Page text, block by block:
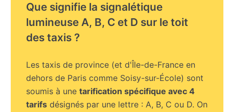
Que signifie la signalétique
lumineuse A, B, C et D sur le toit
des taxis ?
Les taxis de province (et d'Île-de-France en
dehors de Paris comme Soisy-sur-École) sont
soumis à unetarification spécifique avec 4
tarifs désignés par une lettre : A, B, C ou D. On